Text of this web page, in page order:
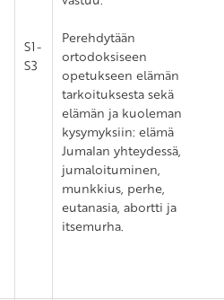
S1-
S3
Perehdytään
ortodoksiseen
opetukseen elämän
tarkoituksesta sekä
elämän ja kuoleman
kysymyksiin: elämä
Jumalan yhteydessä,
jumaloituminen,
munkkius, perhe,
eutanasia, abortti ja
itsemurha.